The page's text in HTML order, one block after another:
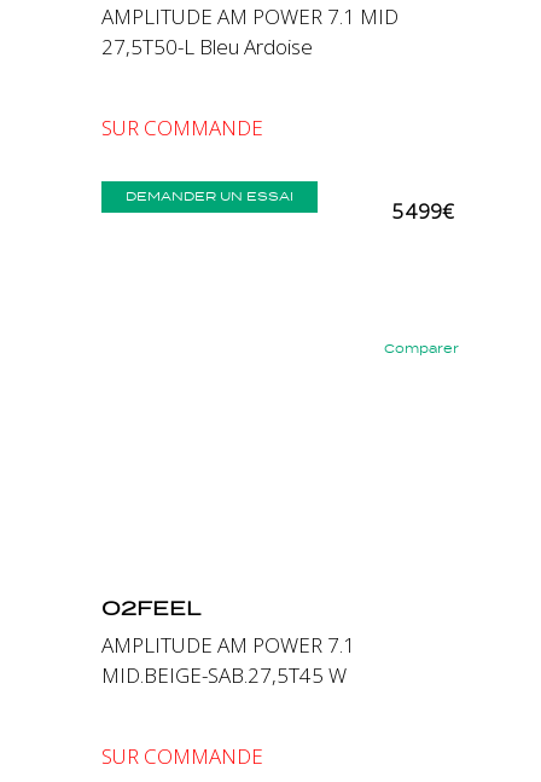
AMPLITUDE AM POWER 7.1 MID
27,5T50-L Bleu Ardoise
SUR COMMANDE
DEMANDER UN ESSAI
5 499€
Comparer
O2FEEL
AMPLITUDE AM POWER 7.1
MID.BEIGE-SAB.27,5T45 W
SUR COMMANDE